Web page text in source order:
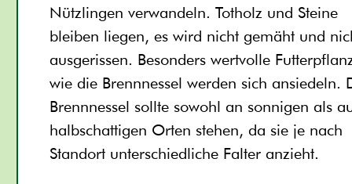
Nützlingen verwandeln. Totholz und Steine
bleiben liegen, es wird nicht gemäht und
ausgerissen. Besonders wertvolle
wie die Brennnessel werden sich ansiedeln.
Brennnessel sollte sowohl an sonnigen als
halbschattigen Orten stehen, da sie je nach
Standort unterschiedliche Falter anzieht.